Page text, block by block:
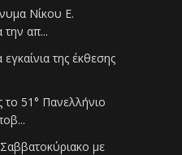
Νίκου Ε.
την απ...
εγκαίνια της έκθεσης
51° Πανελλήνιο
με